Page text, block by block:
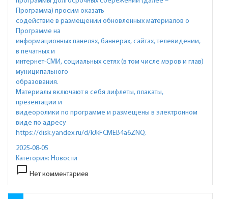
Программа) просим оказать
содействие в размещении обновленных материалов о
Программе на
информационных панелях, баннерах, сайтах, телевидении,
в печатных и
интернет-СМИ, социальных сетях (в том числе мэров и глав)
муниципального
образования.
Материалы включают в себя лифлеты, плакаты,
презентации и
видеоролики по программе и размещены в электронном
виде по адресу
https://disk.yandex.ru/d/kJkFCMEB4a6ZNQ.
2025-08-05
Категория: Новости
chat_bubble_outline Нет комментариев